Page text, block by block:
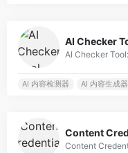
AI Checker
AI 内容检测器 AI 内容生成器
Content